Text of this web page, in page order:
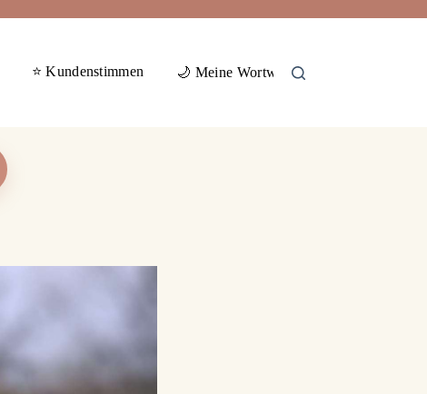
⭐ Kundenstimmen 🌙 Meine Wortwelten